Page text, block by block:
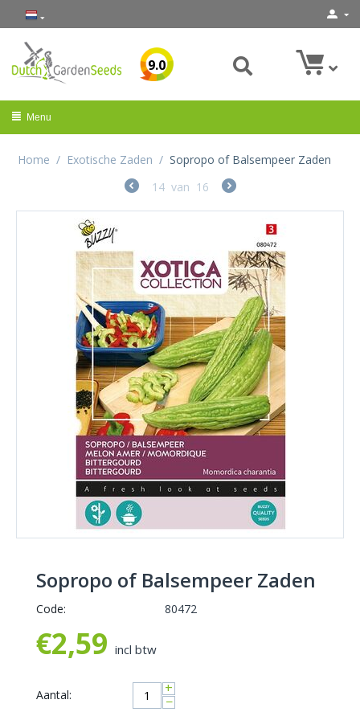
9.0
Menu
Home / Exotische Zaden / Sopropo of Balsempeer Zaden
14 van 16
Sopropo of Balsempeer Zaden
Code: 80472
€2,59 incl btw
Aantal: +
−